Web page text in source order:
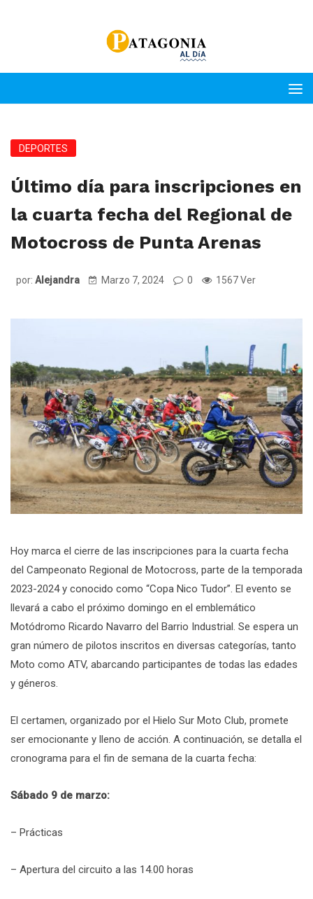
DEPORTES
Último día para inscripciones en
la cuarta fecha del Regional de
Motocross de Punta Arenas
por: Alejandra Marzo 7, 2024 0 1567 Ver
Hoy marca el cierre de las inscripciones para la cuarta fecha
del Campeonato Regional de Motocross, parte de la temporada
2023-2024 y conocido como “Copa Nico Tudor”. El evento se
llevará a cabo el próximo domingo en el emblemático
Motódromo Ricardo Navarro del Barrio Industrial. Se espera un
gran número de pilotos inscritos en diversas categorías, tanto
Moto como ATV, abarcando participantes de todas las edades
y géneros.
El certamen, organizado por el Hielo Sur Moto Club, promete
ser emocionante y lleno de acción. A continuación, se detalla el
cronograma para el fin de semana de la cuarta fecha:
Sábado 9 de marzo:
– Prácticas
– Apertura del circuito a las 14.00 horas